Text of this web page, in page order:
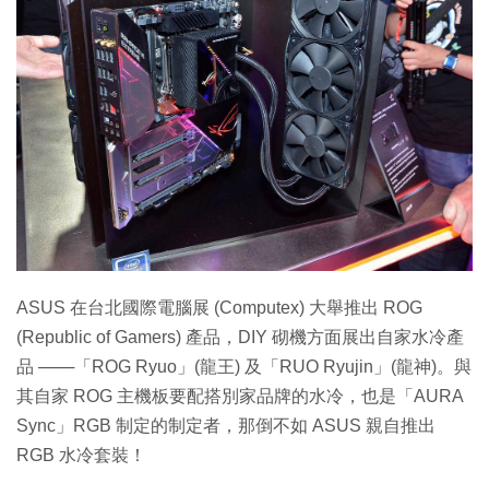
生成式AI與雲端應用
Enterprise Digital Transformation
特集
ASUS 在台北國際電腦展 (Computex) 大舉推出 ROG
(Republic of Gamers) 產品，DIY 砌機方面展出自家水冷產
品 ───「ROG Ryuo」(龍王) 及「RUO Ryujin」(龍神)。與
其自家 ROG 主機板要配搭別家品牌的水冷，也是「AURA
Sync」RGB 制定的制定者，那倒不如 ASUS 親自推出
RGB 水冷套裝！